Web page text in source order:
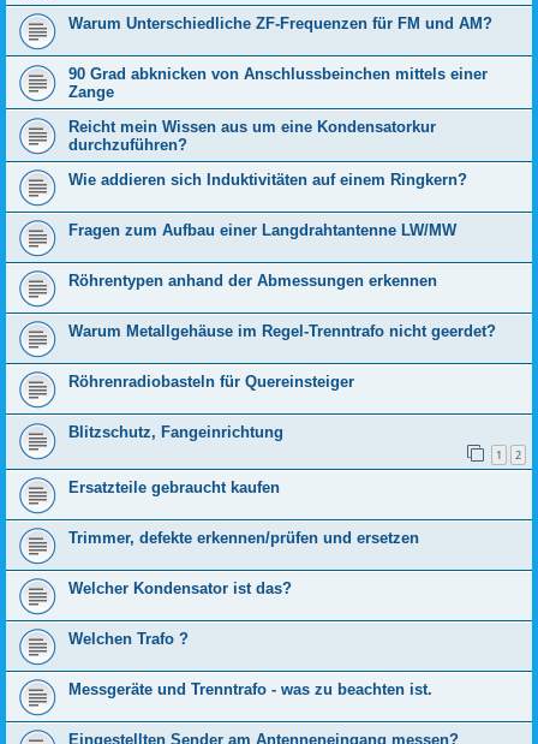
Warum Unterschiedliche ZF-Frequenzen für FM und AM?
90 Grad abknicken von Anschlussbeinchen mittels einer
Zange
Reicht mein Wissen aus um eine Kondensatorkur
durchzuführen?
Wie addieren sich Induktivitäten auf einem Ringkern?
Fragen zum Aufbau einer Langdrahtantenne LW/MW
Röhrentypen anhand der Abmessungen erkennen
Warum Metallgehäuse im Regel-Trenntrafo nicht geerdet?
Röhrenradiobasteln für Quereinsteiger
Blitzschutz, Fangeinrichtung
1 2
Ersatzteile gebraucht kaufen
Trimmer, defekte erkennen/prüfen und ersetzen
Welcher Kondensator ist das?
Welchen Trafo ?
Messgeräte und Trenntrafo - was zu beachten ist.
Eingestellten Sender am Antenneneingang messen?